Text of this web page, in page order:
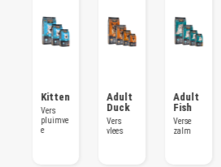
Kitten
Vers
pluimve
e
Adult
Duck
Vers
vlees
Adult
Fish
Verse
zalm